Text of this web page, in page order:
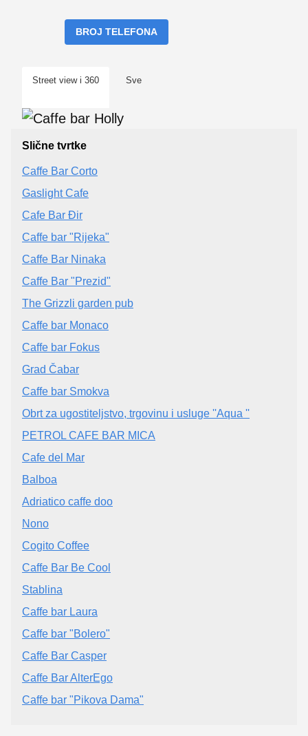
BROJ TELEFONA
Street view i 360 Sve
Slične tvrtke
Caffe Bar Corto
Gaslight Cafe
Cafe Bar Đir
Caffe bar "Rijeka"
Caffe Bar Ninaka
Caffe Bar "Prezid"
The Grizzli garden pub
Caffe bar Monaco
Caffe bar Fokus
Grad Čabar
Caffe bar Smokva
Obrt za ugostiteljstvo, trgovinu i usluge ''Aqua ''
PETROL CAFE BAR MICA
Cafe del Mar
Balboa
Adriatico caffe doo
Nono
Cogito Coffee
Caffe Bar Be Cool
Stablina
Caffe bar Laura
Caffe bar "Bolero"
Caffe Bar Casper
Caffe Bar AlterEgo
Caffe bar "Pikova Dama"